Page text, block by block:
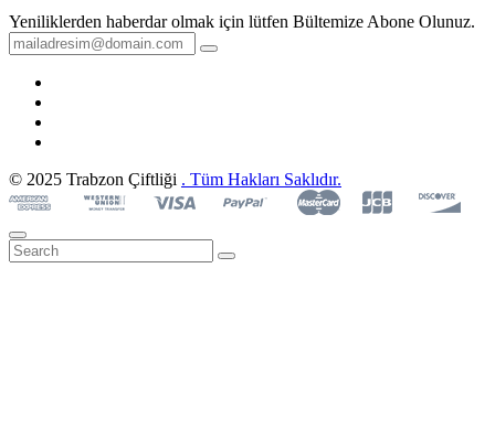
Yeniliklerden haberdar olmak için lütfen Bültemize Abone Olunuz.
© 2025 Trabzon Çiftliği . Tüm Hakları Saklıdır.